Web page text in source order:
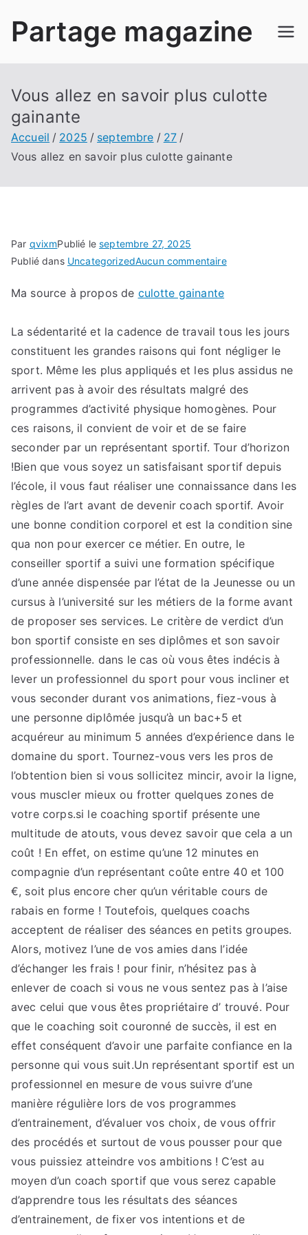
Partage magazine
Vous allez en savoir plus culotte
gainante
Accueil 2025 septembre
27
Vous allez en savoir plus culotte gainante
Par qvixmPublié leseptembre 27, 2025
Publié dans UncategorizedAucun commentairesur
savoir
plus
culotte
Ma source à propos de culotte gainante
La sédentarité et la cadence de travail tous les jours
constituent les grandes raisons qui font négliger le
sport. Même les plus appliqués et les plus assidus ne
arrivent pas à avoir des résultats malgré des
programmes d’activité physique homogènes. Pour
ces raisons, il convient de voir et de se faire
seconder par un représentant sportif. Tour d’horizon
!Bien que vous soyez un satisfaisant sportif depuis
l’école, il vous faut réaliser une connaissance dans les
règles de l’art avant de devenir coach sportif. Avoir
une bonne condition corporel et est la condition sine
qua non pour exercer ce métier. En outre, le
conseiller sportif a suivi une formation spécifique
d’une année dispensée par l’état de la Jeunesse ou un
cursus à l’université sur les métiers de la forme avant
de proposer ses services. Le critère de verdict d’un
bon sportif consiste en ses diplômes et son savoir
professionnelle. dans le cas où vous êtes indécis à
lever un professionnel du sport pour vous incliner et
vous seconder durant vos animations, fiez-vous à
une personne diplômée jusqu’à un bac+5 et
acquéreur au minimum 5 années d’expérience dans le
domaine du sport. Tournez-vous vers les pros de
l’obtention bien si vous sollicitez mincir, avoir la ligne,
vous muscler mieux ou frotter quelques zones de
votre corps.si le coaching sportif présente une
multitude de atouts, vous devez savoir que cela a un
coût ! En effet, on estime qu’une 12 minutes en
compagnie d’un représentant coûte entre 40 et 100
€, soit plus encore cher qu’un véritable cours de
rabais en forme ! Toutefois, quelques coachs
acceptent de réaliser des séances en petits groupes.
Alors, motivez l’une de vos amies dans l’idée
d’échanger les frais ! pour finir, n’hésitez pas à
enlever de coach si vous ne vous sentez pas à l’aise
avec celui que vous êtes propriétaire d’ trouvé. Pour
que le coaching soit couronné de succès, il est en
effet conséquent d’avoir une parfaite confiance en la
personne qui vous suit.Un représentant sportif est un
professionnel en mesure de vous suivre d’une
manière régulière lors de vos programmes
d’entrainement, d’évaluer vos choix, de vous offrir
des procédés et surtout de vous pousser pour que
vous puissiez atteindre vos ambitions ! C’est au
moyen d’un coach sportif que vous serez capable
d’apprendre tous les résultats des séances
d’entrainement, de fixer vos intentions et de